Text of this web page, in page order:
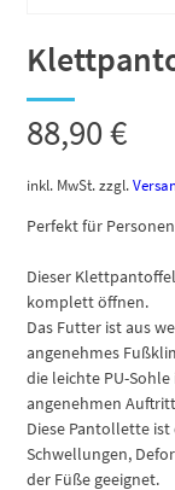
88,90€
inkl. MwSt. zzgl.
Perfekt für
Dieser
komplett öffnen.
Das Futter ist aus
angenehmes
die leichte PU-
angenehmen
Diese Pantollette
Schwellungen,
der Füße geeignet.